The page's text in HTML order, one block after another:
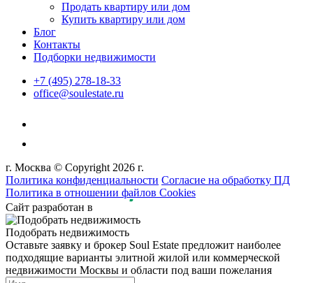
Продать квартиру или дом
Купить квартиру или дом
Блог
Контакты
Подборки недвижимости
+7 (495) 278-18-33
office@soulestate.ru
г. Москва © Copyright 2026 г.
Политика конфиденциальности Согласие на обработку ПД
Политика в отношении файлов Cookies
Сайт разработан в
Подобрать недвижимость
Оставьте заявку и брокер Soul Estate предложит наиболее
подходящие варианты элитной жилой или коммерческой
недвижимости Москвы и области под ваши пожелания